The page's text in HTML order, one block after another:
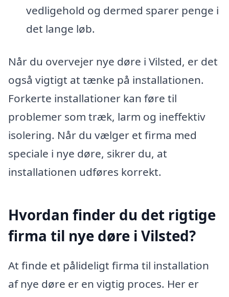
vedligehold og dermed sparer penge i
det lange løb.
Når du overvejer nye døre i Vilsted, er det
også vigtigt at tænke på installationen.
Forkerte installationer kan føre til
problemer som træk, larm og ineffektiv
isolering. Når du vælger et firma med
speciale i nye døre, sikrer du, at
installationen udføres korrekt.
Hvordan finder du det rigtige
firma til nye døre i Vilsted?
At finde et pålideligt firma til installation
af nye døre er en vigtig proces. Her er